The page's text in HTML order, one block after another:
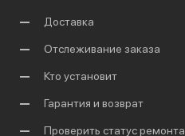
Доставка
Отслеживание заказа
Кто установит
Гарантия и возврат
Проверить статус ремонта